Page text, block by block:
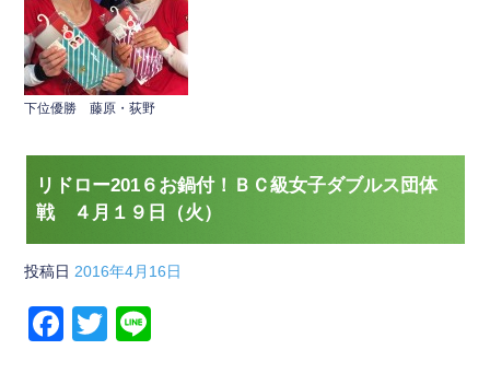
下位優勝 藤原・荻野
リドロー201６お鍋付！ＢＣ級女子ダブルス団体
戦 ４月１９日（火）
投稿日 2016年4月16日
F
T